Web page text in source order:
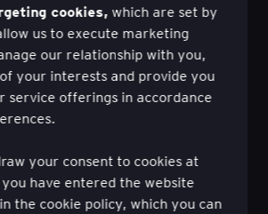
hizmet dönüşümü ile müşteri
ve pazar trendlerinin bir
Müşteri ihtiyaçlarını ve
anlayarak ve değer
EY Studio+ ekipleri
ve çevik hale gelerek daha
sonuçlar elde edilmesine
cookies, which are set by
us to execute marketing
our relationship with you,
your interests and provide you
service offerings in accordance
your consent to cookies at
have entered the website
the cookie policy, which you can